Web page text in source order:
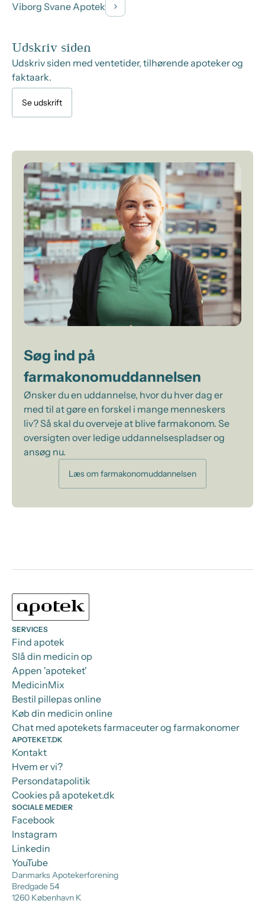
Viborg Svane Apotek
Udskriv siden
Udskriv siden med ventetider, tilhørende apoteker og
faktaark.
Se udskrift
Søg ind på
farmakonomuddannelsen
Ønsker du en uddannelse, hvor du hver dag er
med til at gøre en forskel i mange menneskers
liv? Så skal du overveje at blive farmakonom. Se
oversigten over ledige uddannelsespladser og
ansøg nu.
Læs om farmakonomuddannelsen
Danmarks Apotekerforening
Bredgade 54
1260 København K
SERVICES
Find apotek
Slå din medicin op
Appen 'apoteket'
MedicinMix
Bestil pillepas online
Køb din medicin online
Chat med apotekets farmaceuter og farmakonomer
APOTEKET.DK
Kontakt
Hvem er vi?
Persondatapolitik
Cookies på apoteket.dk
SOCIALE MEDIER
Facebook
Instagram
Linkedin
YouTube